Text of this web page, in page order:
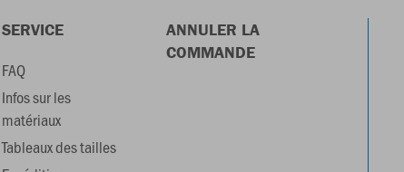
SERVICE
FAQ
Infos sur les
matériaux
Tableaux des tailles
ANNULER LA
COMMANDE